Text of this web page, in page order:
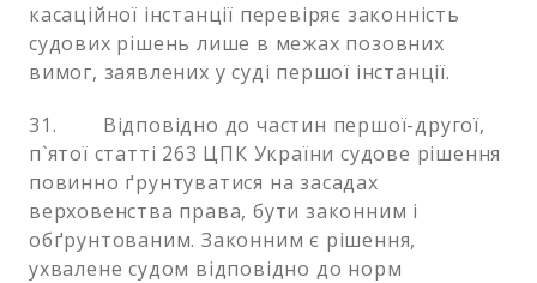
касаційної інстанції перевіряє законність
судових рішень лише в межах позовних
вимог, заявлених у суді першої інстанції.
31. Відповідно до частин першої-другої,
п`ятої статті 263 ЦПК України судове рішення
повинно ґрунтуватися на засадах
верховенства права, бути законним і
обґрунтованим. Законним є рішення,
ухвалене судом відповідно до норм